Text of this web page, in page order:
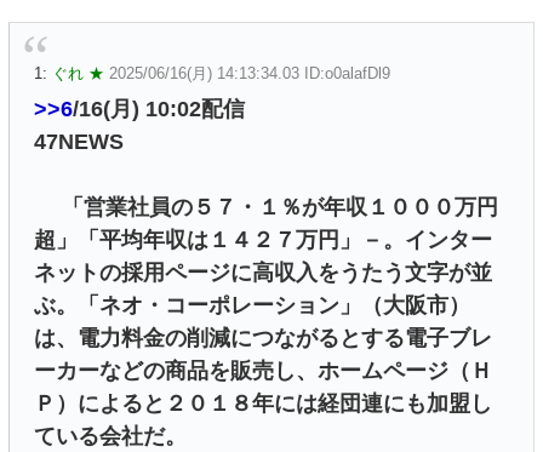
1: ぐれ ★ 2025/06/16(月) 14:13:34.03 ID:o0alafDl9
>>6/16(月) 10:02配信
47NEWS
「営業社員の５７・１％が年収１０００万円
超」「平均年収は１４２７万円」－。インター
ネットの採用ページに高収入をうたう文字が並
ぶ。「ネオ・コーポレーション」（大阪市）
は、電力料金の削減につながるとする電子ブレ
ーカーなどの商品を販売し、ホームページ（Ｈ
Ｐ）によると２０１８年には経団連にも加盟し
ている会社だ。